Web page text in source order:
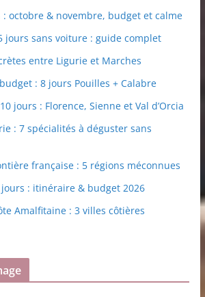
: octobre & novembre, budget et calme
jours sans voiture : guide complet
entre Ligurie et Marches
: 8 jours Pouilles + Calabre
jours : Florence, Sienne et Val d’Orcia
: 7 spécialités à déguster sans
française : 5 régions méconnues
: itinéraire & budget 2026
Amalfitaine : 3 villes côtières